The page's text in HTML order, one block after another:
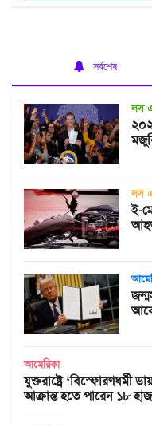
সর্বশেষ
লস
লস
ই-
আমেরিকা
যুক্তরাষ্ট্রে ‘বিস্ফোরণধর্মী
আক্রান্ত হতে পারেন ১৮